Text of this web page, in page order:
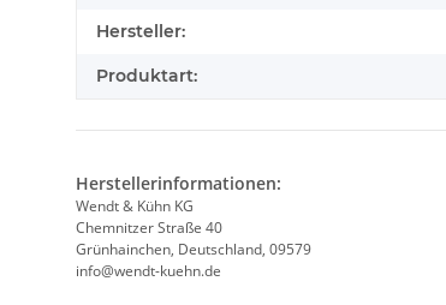
Hersteller:
Produktart:
Herstellerinformationen:
Wendt & Kühn KG
Chemnitzer Straße 40
Grünhainchen, Deutschland, 09579
info@wendt-kuehn.de